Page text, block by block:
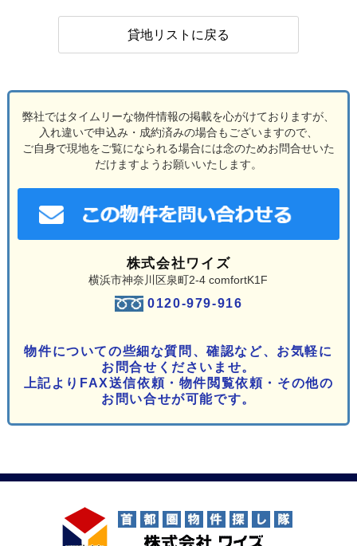
貸地リストに戻る
弊社ではタイムリーな物件情報の掲載を心がけておりますが、
入れ違いで申込み・成約済みの場合もございますので、
ご自身で現地をご覧になられる場合には念のためお問合せいた
だけますようお願いいたします。
株式会社ワイズ
横浜市神奈川区泉町2-4 comfortK1F
0120-979-916
物件についての些細な質問、確認など、お気軽に
お問合せくださいませ。
上記よりFAX送信依頼・物件閲覧依頼・その他の
お問い合せが可能です。